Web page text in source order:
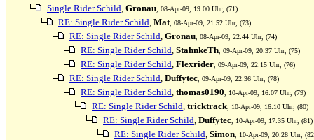
Single Rider Schild, Gronau , 08-Apr-09, 19:00 Uhr, (71)
RE: Single Rider Schild, Mat , 08-Apr-09, 21:52 Uhr, (73)
RE: Single Rider Schild, Gronau , 08-Apr-09, 22:44 Uhr, (74)
RE: Single Rider Schild, StahnkeTh , 09-Apr-09, 20:37 Uhr, (75)
RE: Single Rider Schild, Flexrider , 09-Apr-09, 22:15 Uhr, (76)
RE: Single Rider Schild, Duffytec , 09-Apr-09, 22:36 Uhr, (78)
RE: Single Rider Schild, thomas0190 , 10-Apr-09, 16:07 Uhr, (79)
RE: Single Rider Schild, tricktrack , 10-Apr-09, 16:10 Uhr, (80)
RE: Single Rider Schild, Duffytec , 10-Apr-09, 17:35 Uhr, (81)
RE: Single Rider Schild, Simon , 10-Apr-09, 20:28 Uhr,